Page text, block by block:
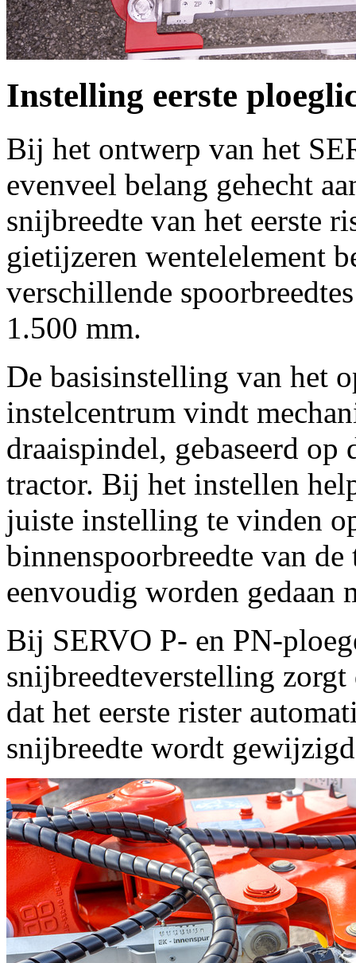
Instelling eerste
Bij het ontwerp van het
evenveel belang gehecht
snijbreedte van het eerste
gietijzeren wentelelement
verschillende
1.500 mm.
De basisinstelling van het
instelcentrum vindt
draaispindel, gebaseerd op
tractor. Bij het instellen
juiste instelling te vinden
binnenspoorbreedte van
eenvoudig worden gedaan
Bij SERVO P- en PN-
snijbreedteverstelling
dat het eerste rister
snijbreedte wordt